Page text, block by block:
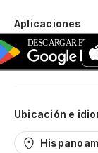
Aplicaciones
Ubicación e